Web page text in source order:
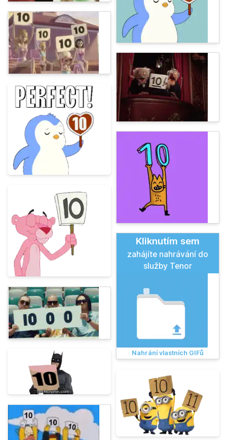
Kliknutím sem
zahájíte nahrávání do
služby Tenor
Nahrání vlastních GIFů